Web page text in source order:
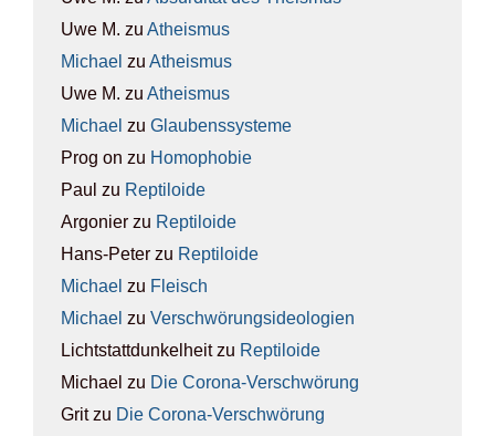
Uwe M. zu Athe­is­mus
Michael zu Athe­is­mus
Uwe M. zu Athe­is­mus
Michael zu Glau­bens­sys­te­me
Prog on zu Homo­pho­bie
Paul zu Rep­ti­lo­ide
Argonier zu Rep­ti­lo­ide
Hans-Peter zu Rep­ti­lo­ide
Michael zu Fleisch
Michael zu Ver­schwö­rungs­ideo­lo­gien
Lichtstattdunkelheitzu Rep­ti­lo­ide
Michael zu Die Coro­na-Ver­schwö­rung
Gritzu Die Coro­na-Ver­schwö­rung